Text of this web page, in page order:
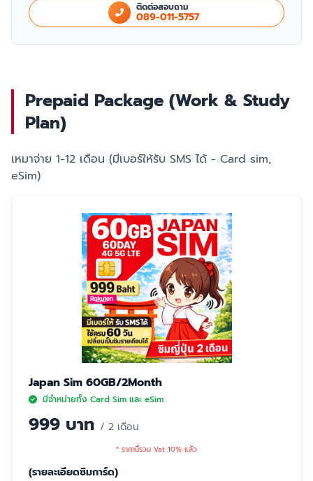
ติดต่อสอบถาม
089-011-5757
Prepaid Package (Work & Study
Plan)
เหมาจ่าย 1-12 เดือน (มีเบอร์ให้รับ SMS ได้ - Card sim,
eSim)
Japan Sim 60GB/2Month
มีจำหน่ายทั้ง Card Sim และ eSim
999 บาท / 2 เดือน
* ราคานี้รวม Vat 10% แล้ว
(รายละเอียดซิมการ์ด)